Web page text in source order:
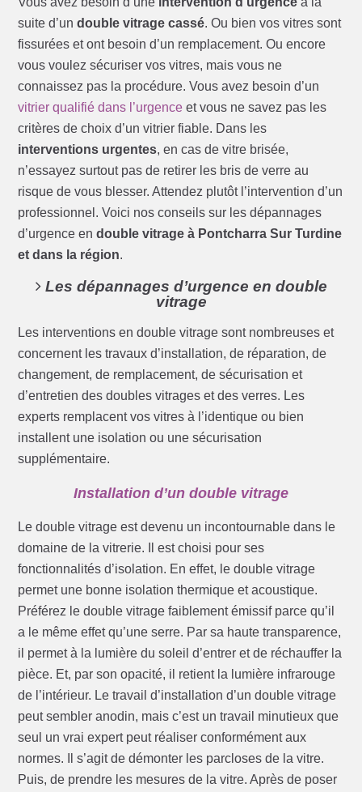
suite d’undouble vitrage cassé. Ou bien vos vitres sont
fissurées et ont besoin d’un remplacement. Ou encore
vous voulez sécuriser vos vitres, mais vous ne
connaissez pas la procédure. Vous avez besoin d’un
vitrier qualifié dans l’urgence et vous ne savez pas les
critères de choix d’un vitrier fiable. Dans les
interventions urgentes, en cas de vitre brisée,
n’essayez surtout pas de retirer les bris de verre au
risque de vous blesser. Attendez plutôt l’intervention d’un
professionnel. Voici nos conseils sur les dépannages
d’urgence endouble vitrage à Pontcharra Sur Turdine
et dans la région.
Les dépannages d’urgence en double
vitrage
Les interventions en double vitrage sont nombreuses et
concernent les travaux d’installation, de réparation, de
changement, de remplacement, de sécurisation et
d’entretien des doubles vitrages et des verres. Les
experts remplacent vos vitres à l’identique ou bien
installent une isolation ou une sécurisation
supplémentaire.
Installation d’un double vitrage
Le double vitrage est devenu un incontournable dans le
domaine de la vitrerie. Il est choisi pour ses
fonctionnalités d’isolation. En effet, le double vitrage
permet une bonne isolation thermique et acoustique.
Préférez le double vitrage faiblement émissif parce qu’il
a le même effet qu’une serre. Par sa haute transparence,
il permet à la lumière du soleil d’entrer et de réchauffer la
pièce. Et, par son opacité, il retient la lumière infrarouge
de l’intérieur. Le travail d’installation d’un double vitrage
peut sembler anodin, mais c’est un travail minutieux que
seul un vrai expert peut réaliser conformément aux
normes. Il s’agit de démonter les parcloses de la vitre.
Puis, de prendre les mesures de la vitre. Après de poser